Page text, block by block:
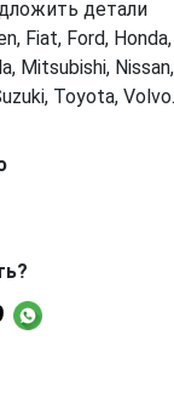
детали
Fiat, Ford, Honda,
Mitsubishi, Nissan,
Toyota, Volvo.